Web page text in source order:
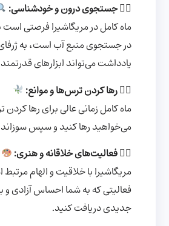
۱️⃣جستجوی درون و خودشناسی:
ماه کامل در مریگاشیرا فرصتی
در جستجوی منبع آب است، به ژرفای
یادداشت می‌تواند ابزارهای
۲️⃣رها کردن ترس‌ها و موانع:
ماه کامل زمانی عالی برای رها
می‌خواهید رها کنید و سپس سوزاندن
۳️⃣فعالیت‌های خلاقانه و هنری:
مریگاشیرا با خلاقیت و الهام
فعالیتی که به شما احساس آزادی و
جدیدی دریافت کنید.